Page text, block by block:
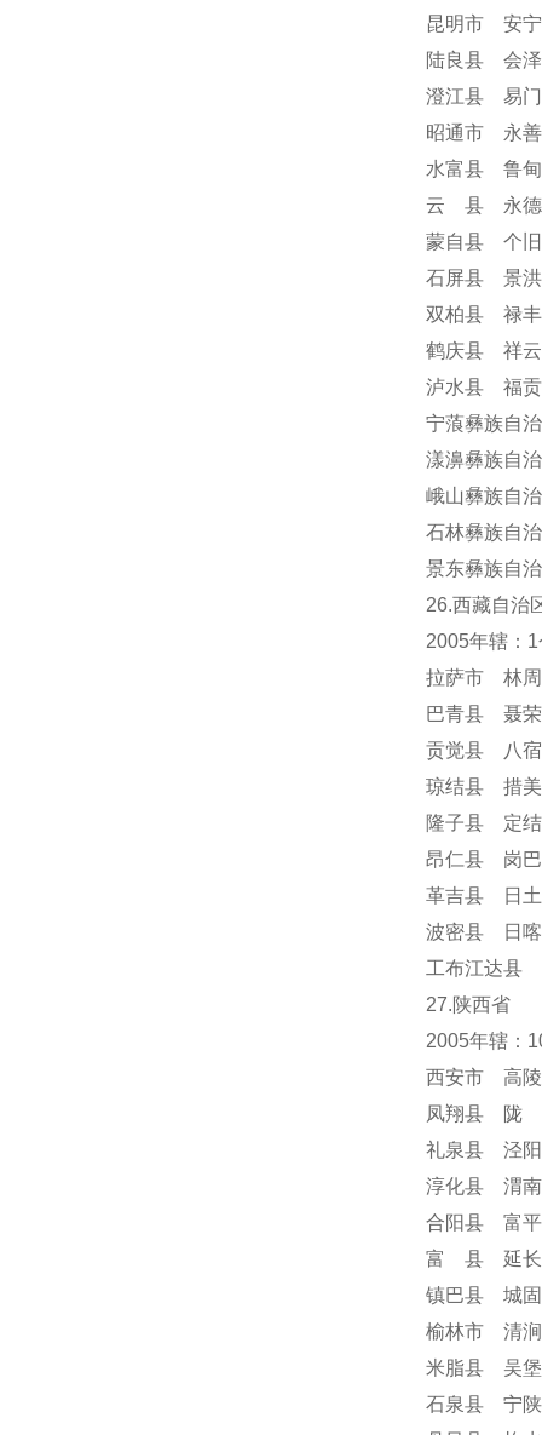
昆明市 安
陆良县 会
澄江县 易
昭通市 永
水富县 鲁
云 县 永德
蒙自县 个
石屏县 景
双柏县 禄
鹤庆县 祥
泸水县 福
宁蒗彝族自
漾濞彝族自
峨山彝族自
石林彝族自
景东彝族自
26.西藏自治
2005年辖：
拉萨市 林
巴青县 聂
贡觉县 八
琼结县 措
隆子县 定
昂仁县 岗
革吉县 日
波密县 日
工布江达县
27.陕西省
2005年辖：
西安市 高
凤翔县 陇
礼泉县 泾
淳化县 渭
合阳县 富
富 县 延长
镇巴县 城
榆林市 清
米脂县 吴
石泉县 宁